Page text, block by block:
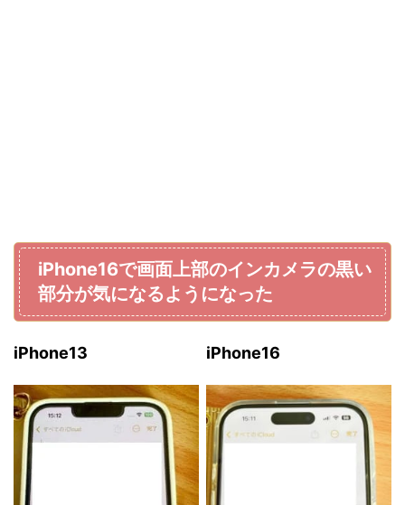
iPhone16で画面上部のインカメラの黒い
部分が気になるようになった
iPhone13 iPhone16